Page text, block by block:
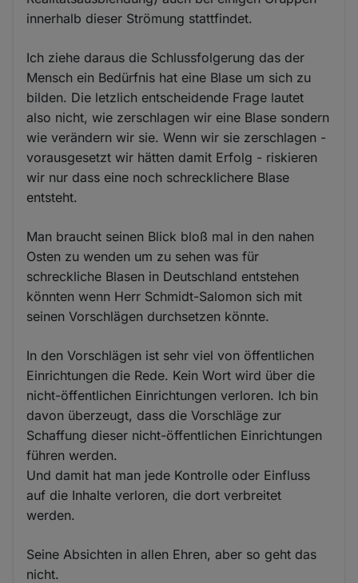
innerhalb dieser Strömung stattfindet.
Ich ziehe daraus die Schlussfolgerung das der
Mensch ein Bedürfnis hat eine Blase um sich zu
bilden. Die letzlich entscheidende Frage lautet
also nicht, wie zerschlagen wir eine Blase sondern
wie verändern wir sie. Wenn wir sie zerschlagen -
vorausgesetzt wir hätten damit Erfolg - riskieren
wir nur dass eine noch schrecklichere Blase
entsteht.
Man braucht seinen Blick bloß mal in den nahen
Osten zu wenden um zu sehen was für
schreckliche Blasen in Deutschland entstehen
könnten wenn Herr Schmidt-Salomon sich mit
seinen Vorschlägen durchsetzen könnte.
In den Vorschlägen ist sehr viel von öffentlichen
Einrichtungen die Rede. Kein Wort wird über die
nicht-öffentlichen Einrichtungen verloren. Ich bin
davon überzeugt, dass die Vorschläge zur
Schaffung dieser nicht-öffentlichen Einrichtungen
führen werden.
Und damit hat man jede Kontrolle oder Einfluss
auf die Inhalte verloren, die dort verbreitet
werden.
Seine Absichten in allen Ehren, aber so geht das
nicht.